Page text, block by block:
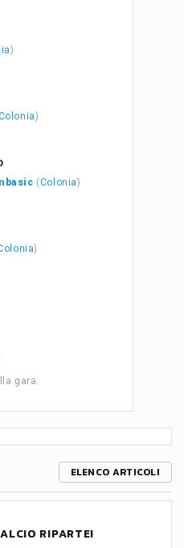
)
)
(Colonia)
)
gara.
ELENCO ARTICOLI
RIPARTE!